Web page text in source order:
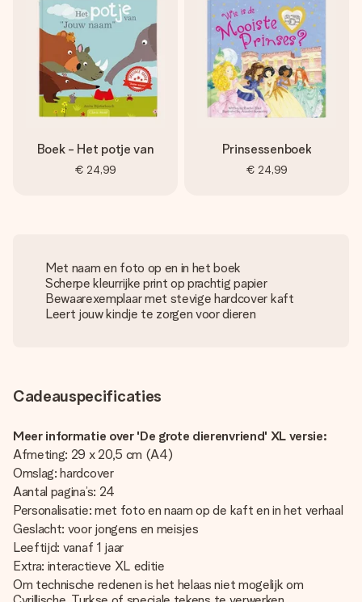
Boek - Het potje van
€ 24,99
Prinsessenboek
€ 24,99
Met naam en foto op en in het boek
Scherpe kleurrijke print op prachtig papier
Bewaarexemplaar met stevige hardcover kaft
Leert jouw kindje te zorgen voor dieren
Cadeauspecificaties
Meer informatie over 'De grote dierenvriend' XL versie:
Afmeting: 29 x 20,5 cm (A4)
Omslag: hardcover
Aantal pagina’s: 24
Personalisatie: met foto en naam op de kaft en in het verhaal
Geslacht: voor jongens en meisjes
Leeftijd: vanaf 1 jaar
Extra: interactieve XL editie
Om technische redenen is het helaas niet mogelijk om